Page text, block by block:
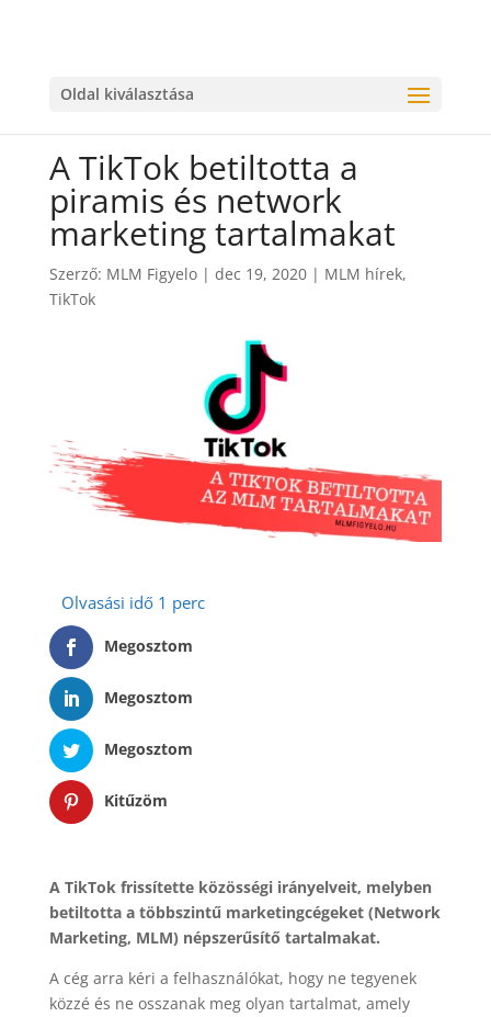
Oldal kiválasztása
A TikTok betiltotta a
piramis és network
marketing tartalmakat
Szerző: MLM Figyelo| dec 19, 2020| MLM hírek,
TikTok
Megosztom
Megosztom
Megosztom
Kitűzöm
A TikTok frissítette közösségi irányelveit, melyben
betiltotta a többszintű marketingcégeket (Network
Marketing, MLM) népszerűsítő tartalmakat.
A cég arra kéri a felhasználókat, hogy ne tegyenek
közzé és ne osszanak meg olyan tartalmat, amely